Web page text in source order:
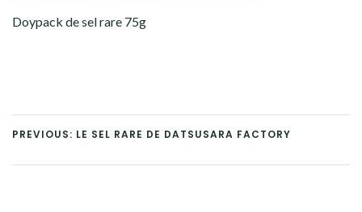
Doypack de sel rare 75g
PREVIOUS: LE SEL RARE DE DATSUSARA FACTORY